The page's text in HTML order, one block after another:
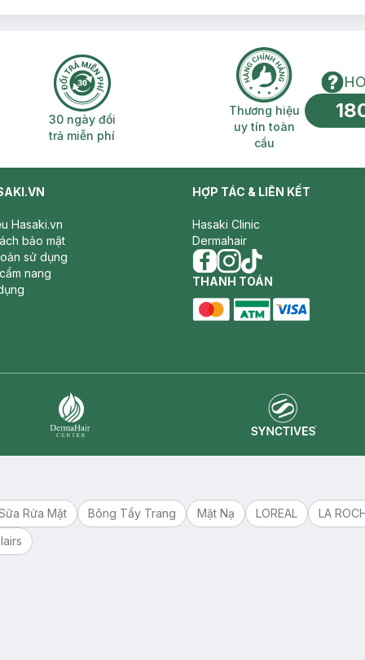
30 ngày đổi trả miễn phí
30 ngày đổi
trả miễn phí
Thương hiệu uy
Thương hiệu
uy tín toàn
cầu
Hasaki.vn
bảo mật
sử dụng
nang
HỢP TÁC & LIÊN KẾT
Hasaki Clinic
Dermahair
facebook
instagram
tiktok
THANH TOÁN
Rửa Mặt Bông Tẩy Trang Mặt Nạ LOREAL LA